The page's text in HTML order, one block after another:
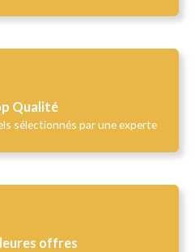
Qualité​
sélectionnés par une experte
offres